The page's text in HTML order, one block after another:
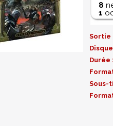
8
1
Sortie
Durée :
Sous-